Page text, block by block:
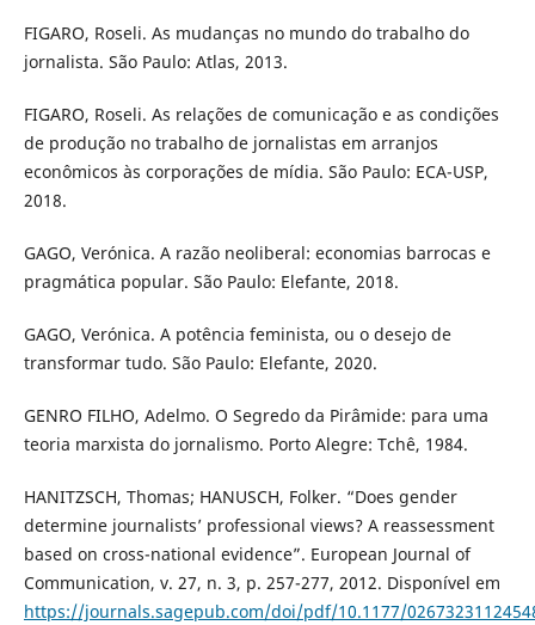
FIGARO, Roseli. As mudanças no mundo do trabalho do
jornalista. São Paulo: Atlas, 2013.
FIGARO, Roseli. As relações de comunicação e as condições
de produção no trabalho de jornalistas em arranjos
econômicos às corporações de mídia. São Paulo: ECA-USP,
2018.
GAGO, Verónica. A razão neoliberal: economias barrocas e
pragmática popular. São Paulo: Elefante, 2018.
GAGO, Verónica. A potência feminista, ou o desejo de
transformar tudo. São Paulo: Elefante, 2020.
GENRO FILHO, Adelmo. O Segredo da Pirâmide: para uma
teoria marxista do jornalismo. Porto Alegre: Tchê, 1984.
HANITZSCH, Thomas; HANUSCH, Folker. “Does gender
determine journalists’ professional views? A reassessment
based on cross-national evidence”. European Journal of
Communication, v. 27, n. 3, p. 257-277, 2012. Disponível em
https://journals.sagepub.com/doi/pdf/10.1177/